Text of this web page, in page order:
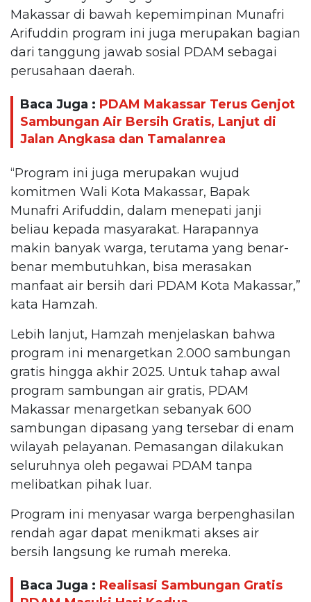
Makassar di bawah kepemimpinan Munafri
Arifuddin program ini juga merupakan bagian
dari tanggung jawab sosial PDAM sebagai
perusahaan daerah.
Baca Juga : PDAM Makassar Terus Genjot
Sambungan Air Bersih Gratis, Lanjut di
Jalan Angkasa dan Tamalanrea
“Program ini juga merupakan wujud
komitmen Wali Kota Makassar, Bapak
Munafri Arifuddin, dalam menepati janji
beliau kepada masyarakat. Harapannya
makin banyak warga, terutama yang benar-
benar membutuhkan, bisa merasakan
manfaat air bersih dari PDAM Kota Makassar,”
kata Hamzah.
Lebih lanjut, Hamzah menjelaskan bahwa
program ini menargetkan 2.000 sambungan
gratis hingga akhir 2025. Untuk tahap awal
program sambungan air gratis, PDAM
Makassar menargetkan sebanyak 600
sambungan dipasang yang tersebar di enam
wilayah pelayanan. Pemasangan dilakukan
seluruhnya oleh pegawai PDAM tanpa
melibatkan pihak luar.
Program ini menyasar warga berpenghasilan
rendah agar dapat menikmati akses air
bersih langsung ke rumah mereka.
Baca Juga : Realisasi Sambungan Gratis